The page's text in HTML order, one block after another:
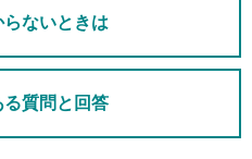
らないときは
る質問と回答